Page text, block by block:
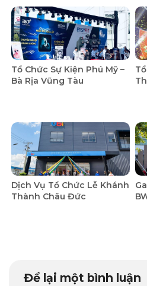
Tổ Chức Sự Kiện Phú Mỹ –
Bà Rịa Vũng Tàu
Dịch Vụ Tổ Chức Lễ Khánh
Thành Châu Đức
Để lại một bình luận